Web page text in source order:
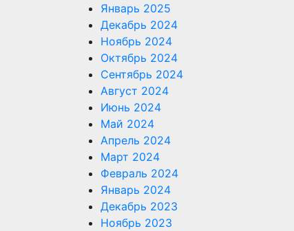
Январь 2025
Декабрь 2024
Ноябрь 2024
Октябрь 2024
Сентябрь 2024
Август 2024
Июнь 2024
Май 2024
Апрель 2024
Март 2024
Февраль 2024
Январь 2024
Декабрь 2023
Ноябрь 2023